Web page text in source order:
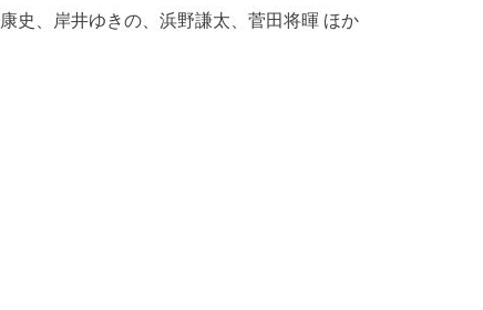
史、岸井ゆきの、浜野謙太、菅田将暉 ほか